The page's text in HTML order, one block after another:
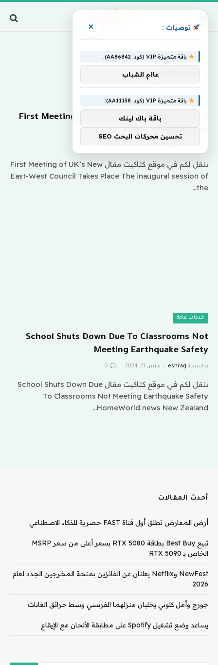
First Meeting of UK’s New East-West Council
Takes Place
بواسطة eshrag مارس 26, 2024 0
ننقل لكم في موقع كتاكيت مقال First Meeting of UK’s New
East-West Council Takes Place The inaugural session of
the…
خدمات عامة
School Shuts Down Due To Classrooms Not
Meeting Earthquake Safety
بواسطة eshrag مارس 21, 2024 0
ننقل لكم في موقع كتاكيت مقال School Shuts Down Due
To Classrooms Not Meeting Earthquake Safety
HomeWorld news New Zealand…
أحدث المقالات
أرض المعارض تطلق أول قناة FAST حصرية للذكاء الاصطناعي
تبيع Best Buy بطاقة RTX 5080 بسعر أعلى من سعر MSRP
الخاص بـ RTX 5090
NewFest وNetflix يعلنان عن الفائزين بمنحة المخرجين الجدد لعام
2026
جورج وأمل كلوني يخليان منزلهما الفرنسي وسط حرائق الغابات
يساعد وضع تشغيل Spotify على مطابقة الألحان مع الإيقاع
توصيات : ×
باقة متميزة VIP (كود: AA86842):
عالم الشباب
باقة متميزة VIP (كود: AA11138):
باقة باك لينك
تحسين محركات البحث SEO